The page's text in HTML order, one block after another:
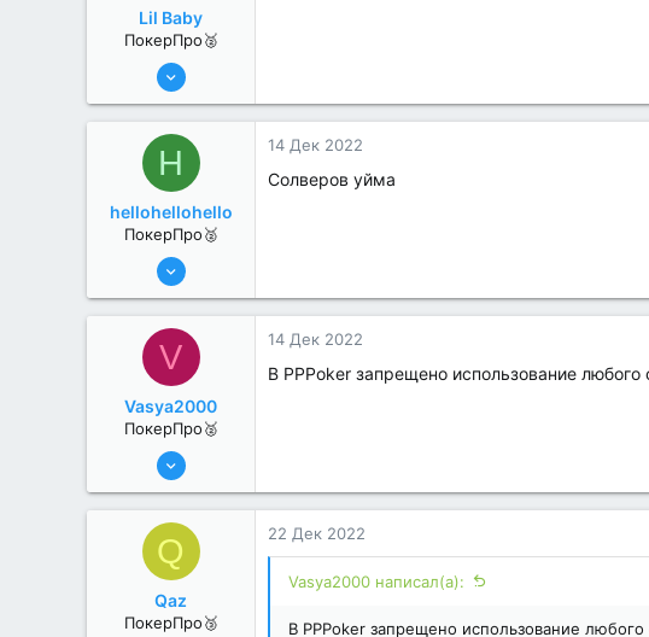
Lil Baby
ПокерПро🥈
8 Июн 2022
1
H
hellohellohello
ПокерПро🥈
8 Июн 2022
3
14 Дек 2022
Солверов уйма
V
Vasya2000
ПокерПро🥈
8 Июн 2022
1
14 Дек 2022
В PPPoker запрещено использование
Q
Qaz
ПокерПро🥉
22 Дек 2022
Vasya2000 написал(а):
В PPPoker запрещено использование